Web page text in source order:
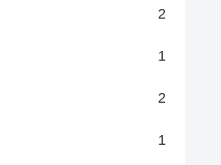
2
1
2
1